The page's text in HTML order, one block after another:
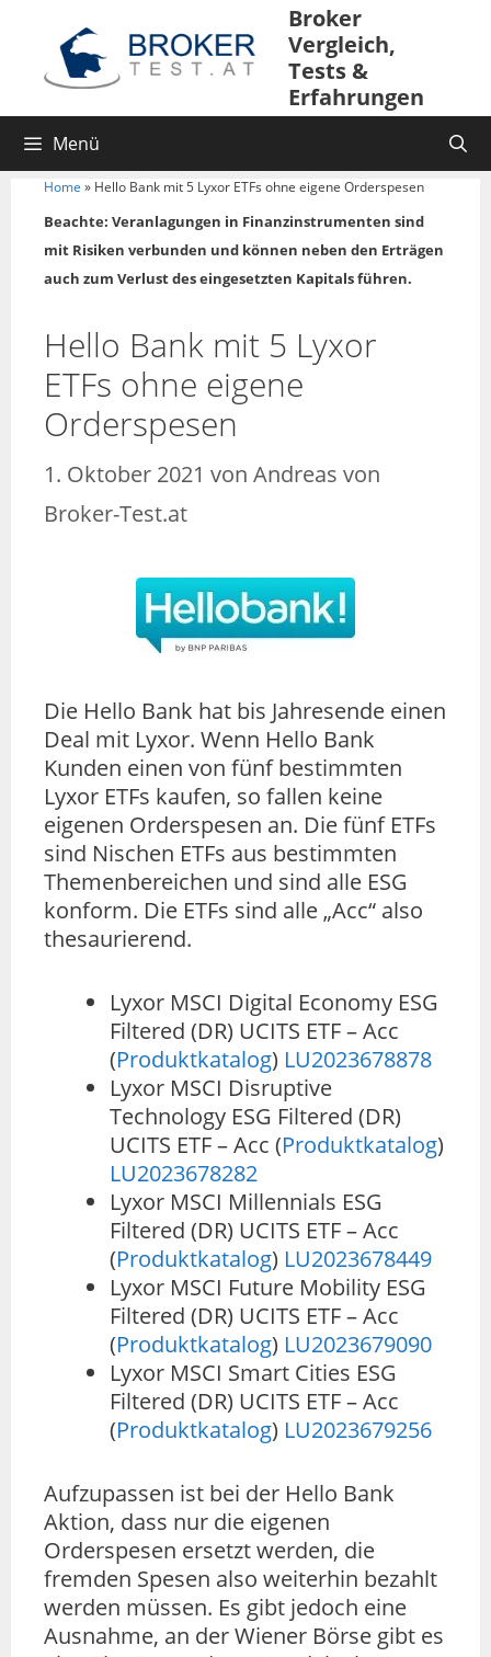
Broker
Vergleich,
Tests &
Erfahrungen
Menü
Home » Hello Bank mit 5 Lyxor ETFs ohne eigene Orderspesen
Beachte: Veranlagungen in Finanzinstrumenten sind
mit Risiken verbunden und können neben den Erträgen
auch zum Verlust des eingesetzten Kapitals führen.
Hello Bank mit 5 Lyxor
ETFs ohne eigene
Orderspesen
1. Oktober 2021 von Andreas von
Broker-Test.at
Die Hello Bank hat bis Jahresende einen
Deal mit Lyxor. Wenn Hello Bank
Kunden einen von fünf bestimmten
Lyxor ETFs kaufen, so fallen keine
eigenen Orderspesen an. Die fünf ETFs
sind Nischen ETFs aus bestimmten
Themenbereichen und sind alle ESG
konform. Die ETFs sind alle „Acc“ also
thesaurierend.
Lyxor MSCI Digital Economy ESG
Filtered (DR) UCITS ETF – Acc
(Produktkatalog) LU2023678878
Lyxor MSCI Disruptive
Technology ESG Filtered (DR)
UCITS ETF – Acc (Produktkatalog)
LU2023678282
Lyxor MSCI Millennials ESG
Filtered (DR) UCITS ETF – Acc
(Produktkatalog) LU2023678449
Lyxor MSCI Future Mobility ESG
Filtered (DR) UCITS ETF – Acc
(Produktkatalog) LU2023679090
Lyxor MSCI Smart Cities ESG
Filtered (DR) UCITS ETF – Acc
(Produktkatalog) LU2023679256
Aufzupassen ist bei der Hello Bank
Aktion, dass nur die eigenen
Orderspesen ersetzt werden, die
fremden Spesen also weiterhin bezahlt
werden müssen. Es gibt jedoch eine
Ausnahme, an der Wiener Börse gibt es